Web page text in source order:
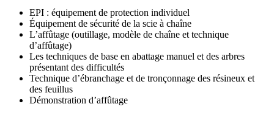
EPI : équipement de protection individuel
Équipement de sécurité de la scie à chaîne
L’affûtage (outillage, modèle de chaîne et technique
d’affûtage)
Les techniques de base en abattage manuel et des arbres
présentant des difficultés
Technique d’ébranchage et de tronçonnage des résineux et
des feuillus
Démonstration d’affûtage